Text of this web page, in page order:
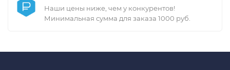
Наши цены ниже, чем у конкурентов!
Минимальная сумма для заказа 1000 руб.